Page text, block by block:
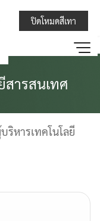
กรมส่งเสริมกา
สารสนเทศ
ริหารเทคโนโลยี
ปิดโหมดสีเทา